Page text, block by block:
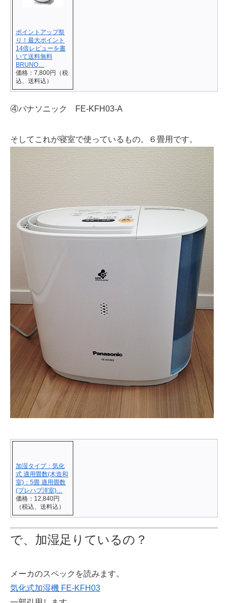
ポイントアップ祭
り！最大ポイント
14倍レビューを書
いて送料無料
BRUNO…
価格：7,800円（税
込、送料込）
④パナソニック FE-KFH03-A
そしてこれが寝室で使っているもの。６畳用です。
加湿タイプ：気化
式 適用畳数(木造和
室)：5畳 適用畳数
(プレハブ洋室)…
価格：12,840円
（税込、送料込）
で、加湿足りているの？
メーカのスペックを読みます。
気化式加湿機 FE-KFH03